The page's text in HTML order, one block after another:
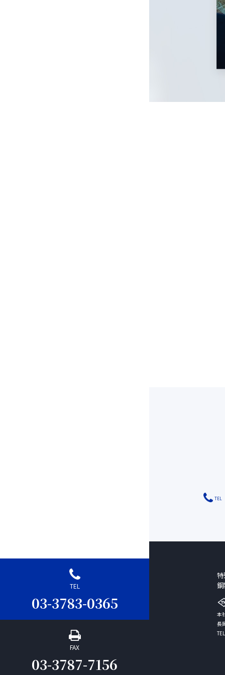
TEL
03-3783-0365
FAX
03-3787-7156
TEL
本
長